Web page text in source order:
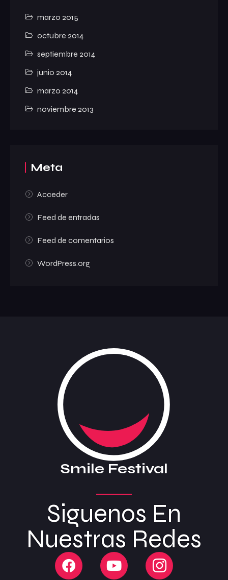
marzo 2015
octubre 2014
septiembre 2014
junio 2014
marzo 2014
noviembre 2013
Meta
Acceder
Feed de entradas
Feed de comentarios
WordPress.org
Smile Festival
Siguenos En
Nuestras Redes